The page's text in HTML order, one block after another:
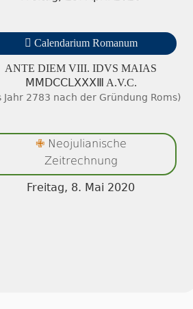
 Calendarium Romanum
ANTE DIEM VIII. IDVS MAIAS
ⅯⅯⅮⅭⅭⅬⅩⅩⅩⅢ A.V.C.
Jahr 2783 nach der Gründung Roms)
✙Neojulianische
Zeitrechnung
Freitag, 8. Mai 2020